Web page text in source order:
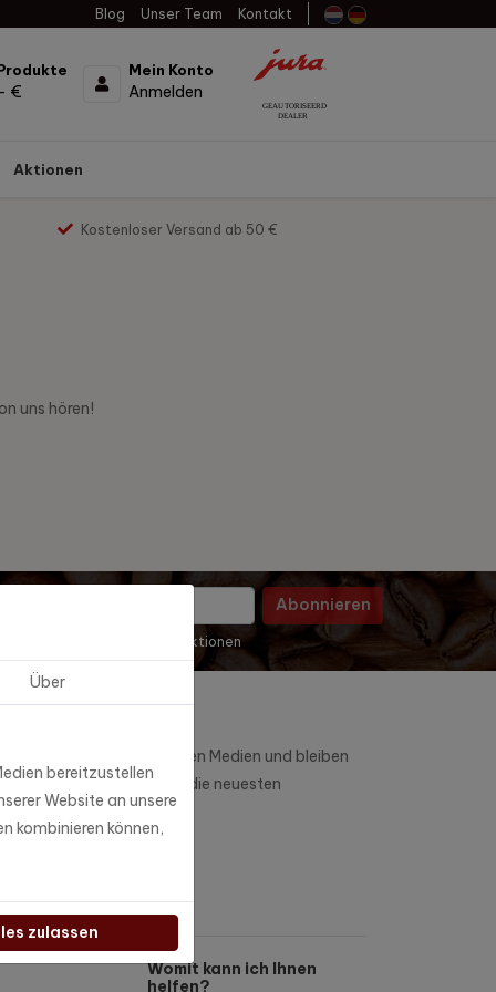
Blog Unser Team Kontakt
€
Mein Konto
Anmelden
Aktionen
Kostenloser Versand ab 50 €
uns hören!
Abonnieren
monatlichen Marketing-Aktionen
Sie uns auf den sozialen Medien und bleiben
auf dem Laufenden über die neuesten
und Updates!
Womit kann ich Ihnen
helfen?
Über
bereitzustellen
Website an unsere
kombinieren können,
zulassen